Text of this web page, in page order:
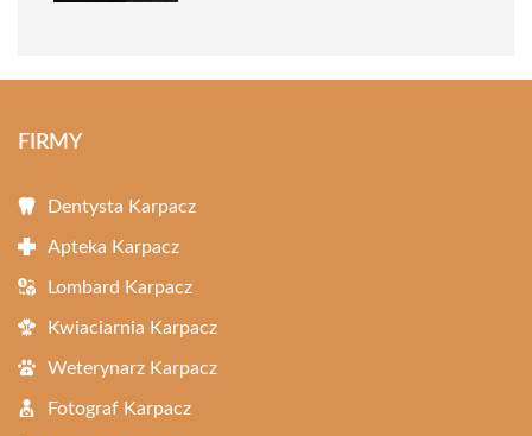
FIRMY
Dentysta Karpacz
Apteka Karpacz
Lombard Karpacz
Kwiaciarnia Karpacz
Weterynarz Karpacz
Fotograf Karpacz